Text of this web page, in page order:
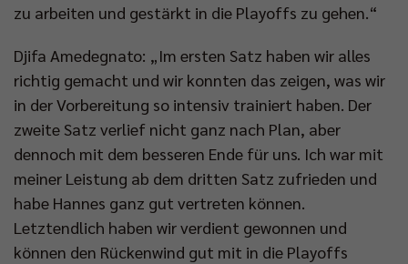
zu arbeiten und gestärkt in die Playoffs zu gehen.“
Djifa Amedegnato: „Im ersten Satz haben wir alles
richtig gemacht und wir konnten das zeigen, was wir
in der Vorbereitung so intensiv trainiert haben. Der
zweite Satz verlief nicht ganz nach Plan, aber
dennoch mit dem besseren Ende für uns. Ich war mit
meiner Leistung ab dem dritten Satz zufrieden und
habe Hannes ganz gut vertreten können.
Letztendlich haben wir verdient gewonnen und
können den Rückenwind gut mit in die Playoffs